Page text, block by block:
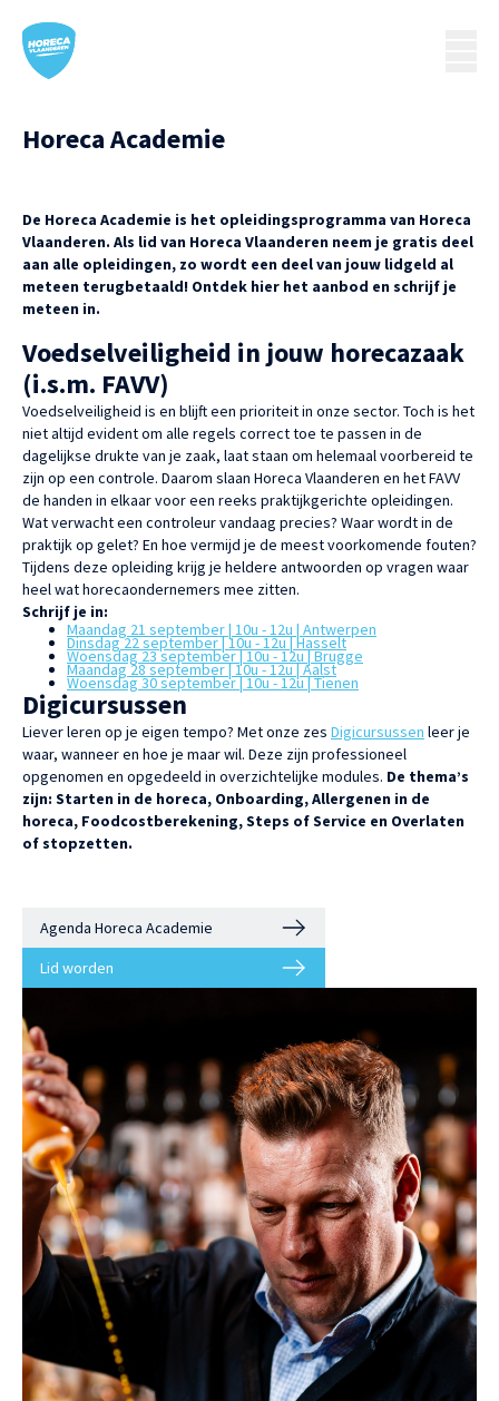
Horeca Academie
De Horeca Academie is het opleidingsprogramma van Horeca
Vlaanderen. Als lid van Horeca Vlaanderen neem je gratis deel
aan alle opleidingen, zo wordt een deel van jouw lidgeld al
meteen terugbetaald! Ontdek hier het aanbod en schrijf je
meteen in.
Voedselveiligheid in jouw horecazaak
(i.s.m. FAVV)
Voedselveiligheid is en blijft een prioriteit in onze sector. Toch is het
niet altijd evident om alle regels correct toe te passen in de
dagelijkse drukte van je zaak, laat staan om helemaal voorbereid te
zijn op een controle. Daarom slaan Horeca Vlaanderen en het FAVV
de handen in elkaar voor een reeks praktijkgerichte opleidingen.
Wat verwacht een controleur vandaag precies? Waar wordt in de
praktijk op gelet? En hoe vermijd je de meest voorkomende fouten?
Tijdens deze opleiding krijg je heldere antwoorden op vragen waar
heel wat horecaondernemers mee zitten.
Schrijf je in:
Maandag 21 september | 10u - 12u | Antwerpen
Dinsdag 22 september | 10u - 12u | Hasselt
Woensdag 23 september | 10u - 12u | Brugge
Maandag 28 september | 10u - 12u | Aalst
Woensdag 30 september | 10u - 12u | Tienen
Digicursussen
Liever leren op je eigen tempo? Met onze zes Digicursussen leer je
waar, wanneer en hoe je maar wil. Deze zijn professioneel
opgenomen en opgedeeld in overzichtelijke modules. De thema’s
zijn: Starten in de horeca, Onboarding, Allergenen in de
horeca, Foodcostberekening, Steps of Service en Overlaten
of stopzetten.
Agenda Horeca Academie
Lid worden